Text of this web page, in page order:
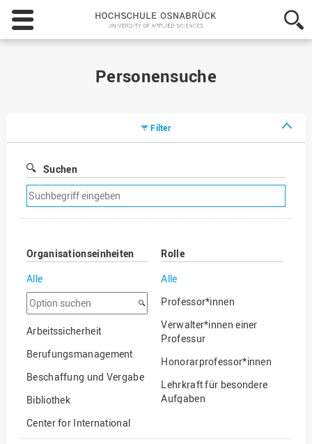
Hochschule
Osnabrück
-
Personensuche
Filter
Suchen
Suchfilter
entfernen
Organisationseinheiten
Alle
Option
suchen
Arbeitssicherheit
Berufungsmanagement
Beschaffung und Vergabe
Bibliothek
Center for International
Mobility
Rolle
Alle
Professor*innen
Verwalter*innen einer
Professur
Honorarprofessor*innen
Lehrkraft für besondere
Aufgaben